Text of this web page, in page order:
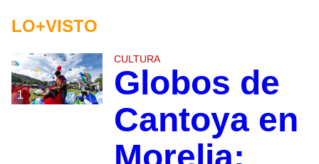
LO+VISTO
1
CULTURA
Globos de
Cantoya en